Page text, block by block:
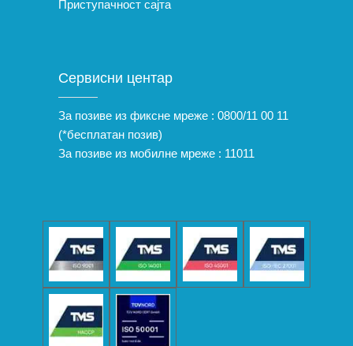
Приступачност сајта
Сервисни центар
За позиве из фиксне мреже : 0800/11 00 11
(*бесплатан позив)
За позиве из мобилне мреже : 11011